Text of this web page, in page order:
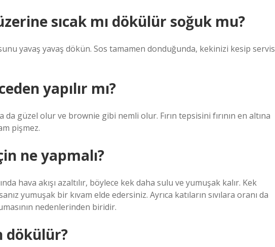
sıcak mı dökülür soğuk mu?
yavaş yavaş dökün. Sos tamamen donduğunda, kekinizi kesip servis
yapılır mı?
da güzel olur ve brownie gibi nemli olur. Fırın tepsisini fırının en altına
pişmez.
ne yapmalı?
hava akışı azaltılır, böylece kek daha sulu ve yumuşak kalır. Kek
yumuşak bir kıvam elde edersiniz. Ayrıca katıların sıvılara oranı da
nedenlerinden biridir.
dökülür?